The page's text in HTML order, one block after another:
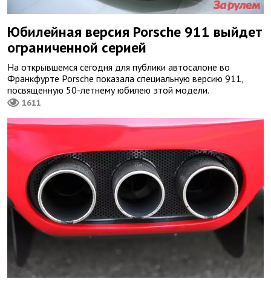
Юбилейная версия Porsche 911 выйдет
ограниченной серией
На открывшемся сегодня для публики автосалоне во
Франкфурте Porsche показала специальную версию 911,
посвященную 50-летнему юбилею этой модели.
1611